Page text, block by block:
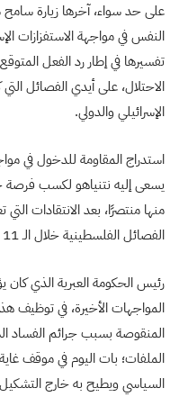
على حد سواء، آخرها زيارة
النفس في مواجهة الاستفزازات
تفسيرها في إطار رد الفعل
الاحتلال، على أيدي الفصائل
الإسرائيلي والدولي.
استدراج المقاومة للدخول في
يسعى إليه نتنياهو لكسب
منها منتصرًا، بعد الانتقادات
الفصائل الفلسطينية خلال الـ 11 يومًا من المواجهات.
رئيس الحكومة العبرية الذي كان
المواجهات الأخيرة، في توظيف
المنقوصة بسبب جرائم الفساد
الملفات؛ بات اليوم في موقف
السياسي ويطيح به خارج